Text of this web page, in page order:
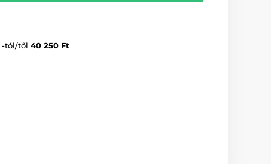
-tól/től 40 250 Ft